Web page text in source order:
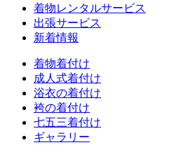
着物レンタルサービス
出張サービス
新着情報
着物着付け
成人式着付け
浴衣の着付け
袴の着付け
七五三着付け
ギャラリー